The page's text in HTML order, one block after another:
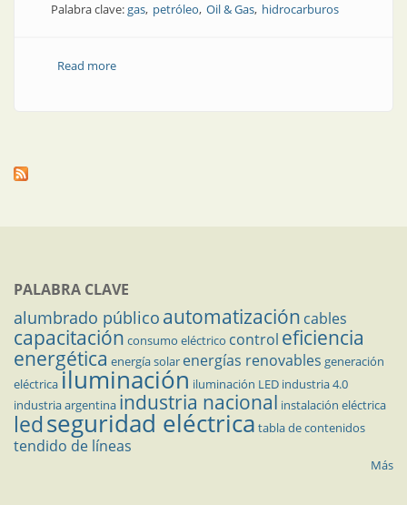
Palabra clave:gas petróleo Oil & Gas hidrocarburos
Read moreabout Congresos y Exposiciones | En septiembre, la
PALABRA CLAVE
alumbrado público automatización cables
capacitación consumo eléctrico control eficiencia
energética energía solar energías renovables generación
eléctricailuminación iluminación LED industria 4.0
industria argentina industria nacional instalación eléctrica
ledseguridad eléctrica tabla de contenidos
tendido de líneas
Más